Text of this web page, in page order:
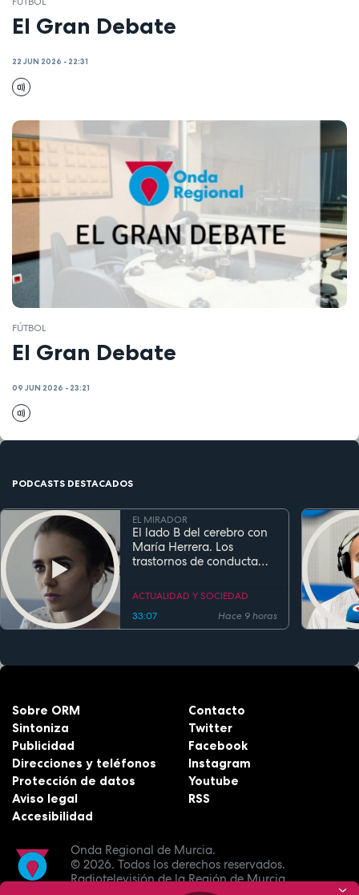
El Gran Debate
22 JUN 2026 - 22:31
FÚTBOL
El Gran Debate
09 JUN 2026 - 23:21
PODCASTS DESTACADOS
EL MIRADOR
El lado B del cerebro con
María Herrera. Los
trastornos de conducta
ACTUALIDAD Y SOCIEDAD
33:07
Hace 9 horas
Onda Regional de Murcia.
© 2026. Todos los derechos reservados.
Radiotelevisión de la Región de Murcia.
Sobre ORM
Sintoniza
Publicidad
Direcciones y teléfonos
Protección de datos
Aviso legal
Accesibilidad
Contacto
Twitter
Facebook
Instagram
Youtube
RSS